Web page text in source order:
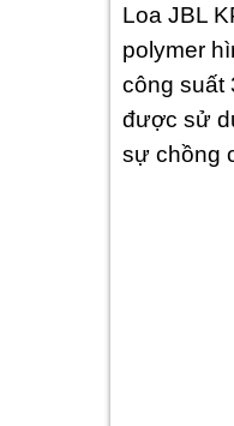
Loa JBL
polymer
công suất
được sử
sự chồng